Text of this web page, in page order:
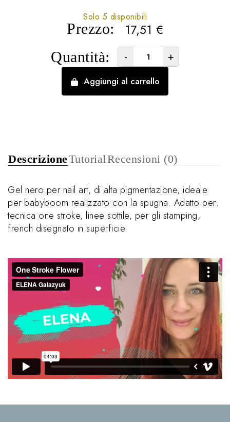
Prezzo: 17,51 €
Solo 5 disponibili
Quantità: - +
Aggiungi al carrello
DescrizioneTutorialRecensioni (0)
Gel nero per nail art, di alta pigmentazione, ideale
per babyboom realizzato con la spugna. Adatto per:
tecnica one stroke, linee sottile, per gli stamping,
french disegnato in superficie.